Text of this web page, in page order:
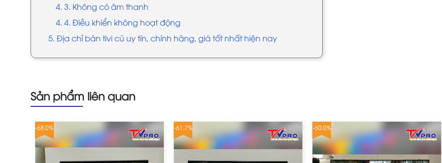
4. 3. Không có âm thanh
4. 4. Điều khiển không hoạt động
5. Địa chỉ bán tivi cũ uy tín, chính hãng, giá tốt nhất hiện nay
Sản phẩm liên quan
-68.0% -61.7% -60.0%